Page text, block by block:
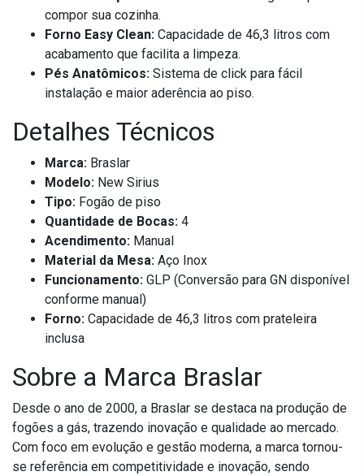
compor sua cozinha.
Forno Easy Clean: Capacidade de 46,3 litros com
acabamento que facilita a limpeza.
Pés Anatômicos: Sistema de click para fácil
instalação e maior aderência ao piso.
Detalhes Técnicos
Marca: Braslar
Modelo: New Sirius
Tipo: Fogão de piso
Quantidade de Bocas: 4
Acendimento: Manual
Material da Mesa: Aço Inox
Funcionamento: GLP (Conversão para GN disponível
conforme manual)
Forno: Capacidade de 46,3 litros com prateleira
inclusa
Sobre a Marca Braslar
Desde o ano de 2000, a Braslar se destaca na produção de
fogões a gás, trazendo inovação e qualidade ao mercado.
Com foco em evolução e gestão moderna, a marca tornou-
se referência em competitividade e inovação, sendo